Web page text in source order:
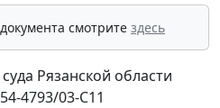
смотрите здесь
Рязанской области
4793/03-С11